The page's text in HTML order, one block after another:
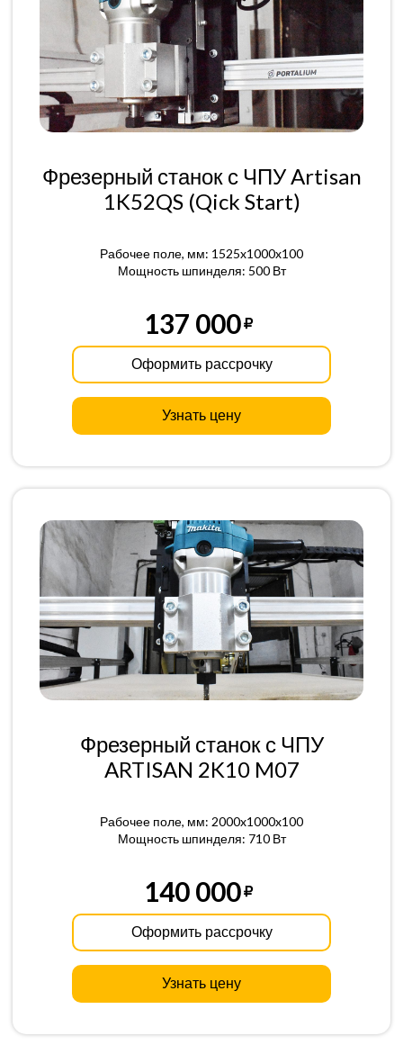
Фрезерный станок с ЧПУ Artisan
1K52QS (Qick Start)
Рабочее поле, мм: 1525x1000x100
Мощность шпинделя: 500 Вт
137 000
Оформить рассрочку
Узнать цену
Фрезерный станок с ЧПУ
ARTISAN 2K10 M07
Рабочее поле, мм: 2000x1000x100
Мощность шпинделя: 710 Вт
140 000
Оформить рассрочку
Узнать цену